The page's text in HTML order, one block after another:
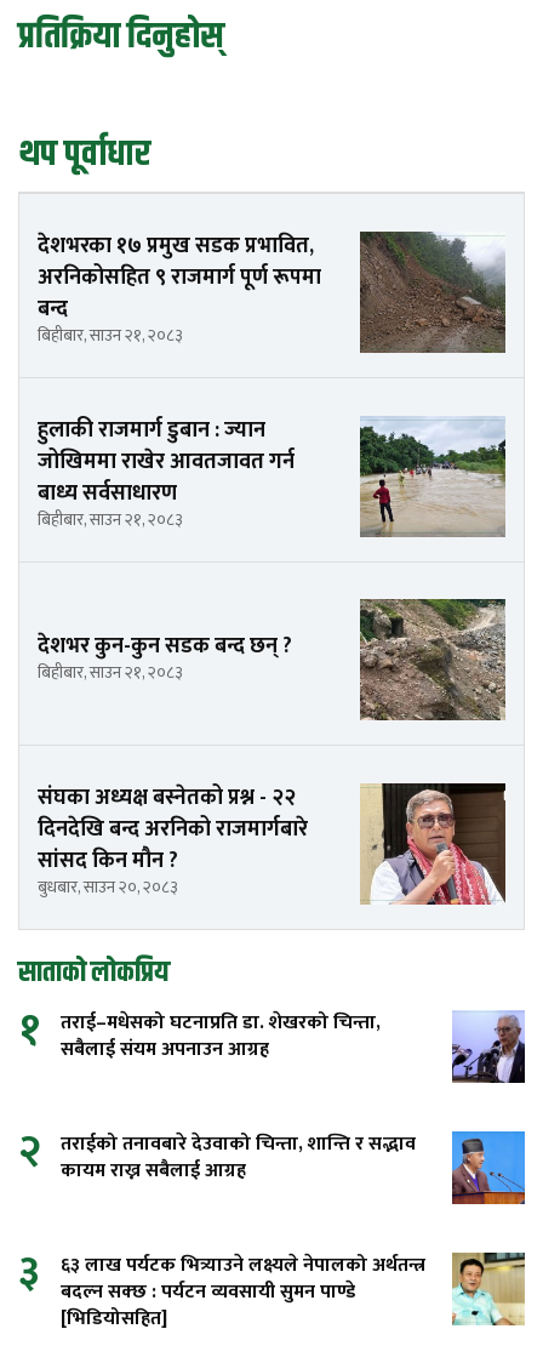
प्रतिक्रिया दिनुहोस्
थप पूर्वाधार
देशभरका १७ प्रमुख सडक प्रभावित,
अरनिकोसहित ९ राजमार्ग पूर्ण रूपमा
बन्द
बिहीबार, साउन २१, २०८३
हुलाकी राजमार्ग डुबान : ज्यान
जोखिममा राखेर आवतजावत गर्न
बाध्य सर्वसाधारण
बिहीबार, साउन २१, २०८३
देशभर कुन-कुन सडक बन्द छन् ?
बिहीबार, साउन २१, २०८३
संघका अध्यक्ष बस्नेतको प्रश्न - २२
दिनदेखि बन्द अरनिको राजमार्गबारे
सांसद किन मौन ?
बुधबार, साउन २०, २०८३
साताको लोकप्रिय
१
तराई–मधेसको घटनाप्रति डा. शेखरको चिन्ता,
सबैलाई संयम अपनाउन आग्रह
२
तराईको तनावबारे देउवाको चिन्ता, शान्ति र सद्भाव
कायम राख्न सबैलाई आग्रह
३
६३ लाख पर्यटक भित्र्याउने लक्ष्यले नेपालको अर्थतन्त्र
बदल्न सक्छ : पर्यटन व्यवसायी सुमन पाण्डे
[भिडियोसहित]